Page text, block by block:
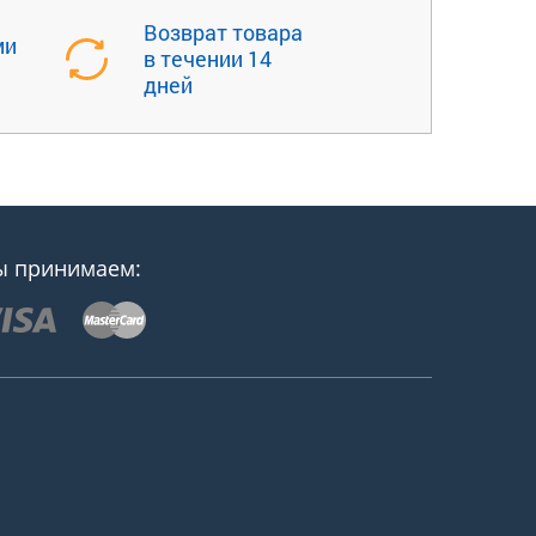
Возврат товара
в течении 14
дней
принимаем: